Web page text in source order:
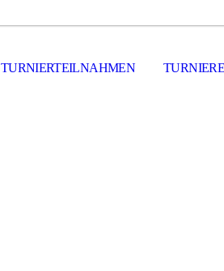
TURNIERTEILNAHMEN TURNIERE